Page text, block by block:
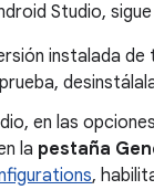
Studio,
instalada de
en las
la pestaña
,